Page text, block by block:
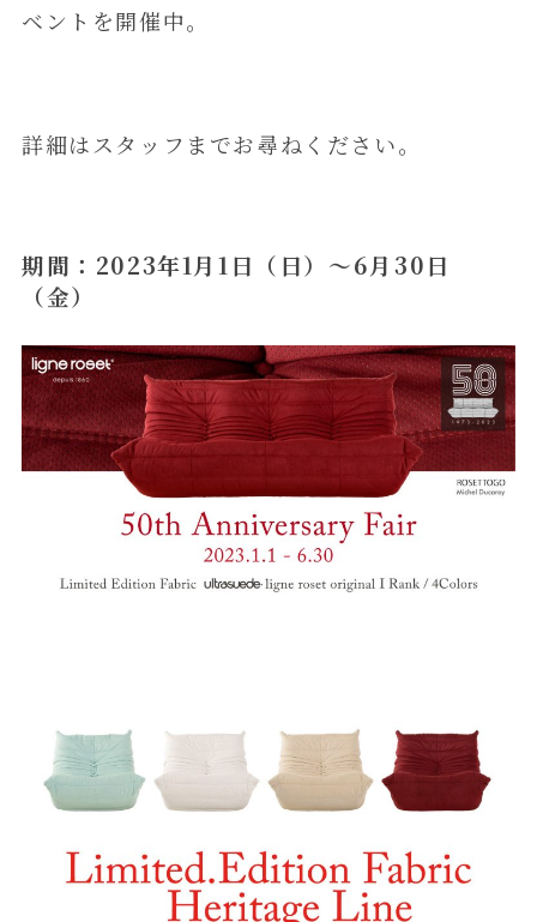
ベントを開催中。
詳細はスタッフまでお尋ねください。
期間：2023年1月1日（日）～6月30日
（金）